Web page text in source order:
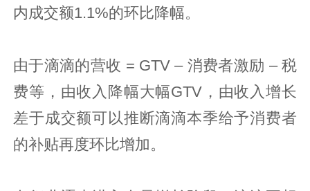
内成交额1.1%的环比降幅。
由于滴滴的营收 = GTV – 消费者激励 – 税
费等，由收入降幅大幅GTV，由收入增长
差于成交额可以推断滴滴本季给予消费者
的补贴再度环比增加。